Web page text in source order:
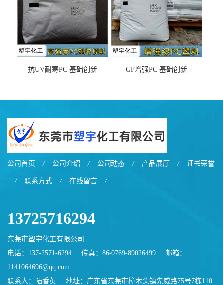
抗UV耐寒PC 基础创新
GF增强PC 基础创新
公司首页 / 公司介绍 / 公司动态 / 产品展厅 / 证书荣誉
/ 联系方式 / 在线留言 /
13725716294
东莞市塑宇化工有限公司
电话：137-2571-6294
传真：86-0769-89026499
邮箱：
1141064696@qq.com
联系人：陆香英
地址：广东省东莞市樟木头镇先威路75号7栋110